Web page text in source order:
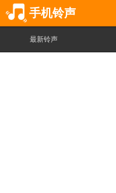
手机铃声
最新铃声